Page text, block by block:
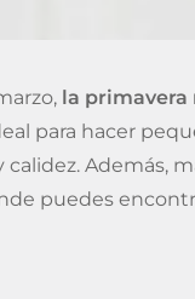
la primavera
para hacer
Además,
puedes